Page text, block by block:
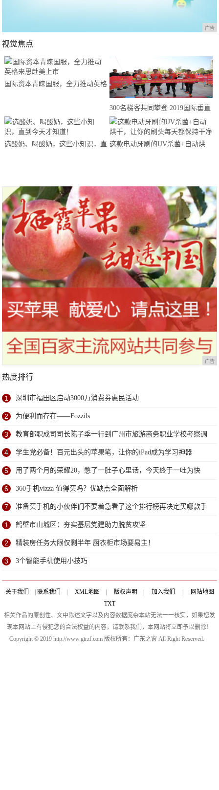
广告
视觉焦点
国际资本青睐国服，全力推动英格
300名梯客共同攀登 2019国际垂直
马拉松超级精英赛顺德海骏达中心
站欢乐开跑
选酸奶、喝酸奶，这些小知识，直 这款电动牙刷的UV杀菌+自动烘
广告
热度排行
1 深圳市福田区启动3000万消费券惠民活动
2 为便利而存在——Fozzils
3 教育部职成司司长陈子季一行到广州市旅游商务职业学校考察调
研
4 学生党必备！百元出头的苹果笔，让你的iPad成为学习神器
5 用了两个月的荣耀20，憋了一肚子心里话，今天终于一吐为快
6 360手机vizza 值得买吗？优缺点全面解析
7 准备买手机的小伙伴们不要着急看了这个排行榜再决定买哪款手
机吧
1 鹤壁市山城区：夯实基层党建助力脱贫攻坚
2 精装房任务大限仅剩半年 厨衣柜市场要易主！
3 3个智能手机使用小技巧
关于我们 联系我们 XML地图 版权声明 加入我们
网站地图
TXT
相关作品的原创性、文中陈述文字以及内容数据庞杂本站无法一一核实，如果您发
现本网站上有侵犯您的合法权益的内容，请联系我们，本网站将立即予以删除！
Copyright © 2019 http://www.gtrzf.com 版权所有：广东之窗 All Right Reserved.